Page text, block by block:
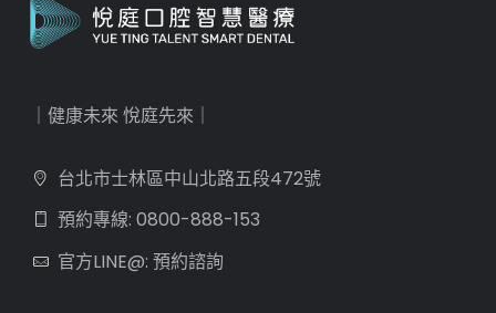
｜健康未來 悅庭先來｜
台北市士林區中山北路五段472號
預約專線: 0800-888-153
官方LINE@: 預約諮詢